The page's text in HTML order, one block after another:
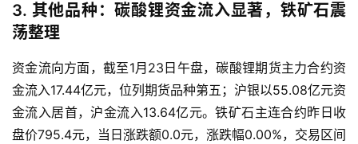
油
直
室
国
内
3. 其他品种：碳酸锂资金流入显著，铁矿石震
荡整理
资金流向方面，截至1月23日午盘，碳酸锂期货主力合约资
金流入17.44亿元，位列期货品种第五；沪银以55.08亿元资
金流入居首，沪金流入13.64亿元。铁矿石主连合约昨日收
盘价795.4元，当日涨跌额0.0元，涨跌幅0.00%，交易区间